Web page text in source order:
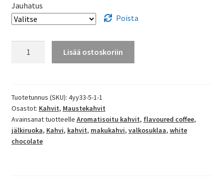
Jauhatus
Poista
Lisää ostoskoriin
Tuotetunnus (SKU): 4уу33-5-1-1
Osastot: Kahvit, Maustekahvit
Avainsanat tuotteelle Aromatisoitu kahvit, flavoured coffee,
jälkiruoka, Kahvi, kahvit, makukahvi, valkosuklaa, white
chocolate